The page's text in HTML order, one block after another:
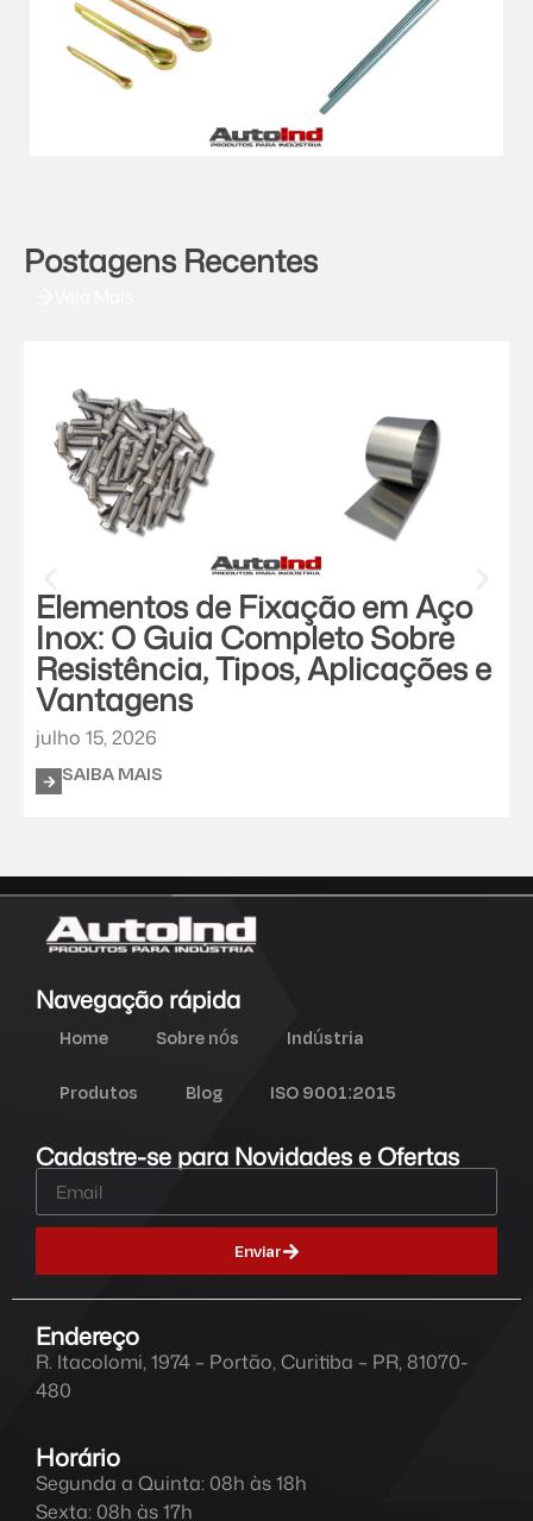
Postagens Recentes
Elementos de Fixação em Aço
Inox: O Guia Completo Sobre
Resistência, Tipos, Aplicações e
Vantagens
julho 15, 2026
SAIBA MAIS
Navegação rápida
Home Sobre nós Indústria
Produtos Blog ISO 9001:2015
Cadastre-se para Novidades e Ofertas
Enviar
Endereço
R. Itacolomi, 1974 – Portão, Curitiba – PR, 81070-
480
Horário
Segunda a Quinta: 08h às 18h
Sexta: 08h às 17h